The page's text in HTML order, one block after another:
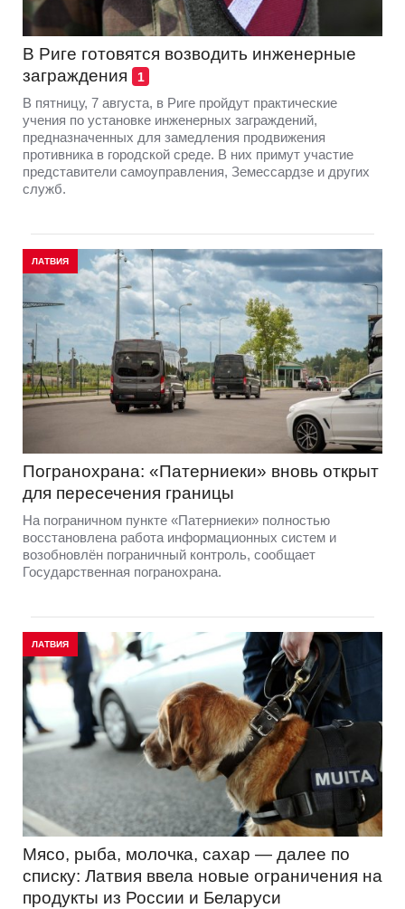
В Риге готовятся возводить инженерные
заграждения
1
В пятницу, 7 августа, в Риге пройдут практические
учения по установке инженерных заграждений,
предназначенных для замедления продвижения
противника в городской среде. В них примут участие
представители самоуправления, Земессардзе и других
служб.
ЛАТВИЯ
Погранохрана: «Патерниеки» вновь открыт
для пересечения границы
На пограничном пункте «Патерниеки» полностью
восстановлена работа информационных систем и
возобновлён пограничный контроль, сообщает
Государственная погранохрана.
ЛАТВИЯ
Мясо, рыба, молочка, сахар — далее по
списку: Латвия ввела новые ограничения на
продукты из России и Беларуси